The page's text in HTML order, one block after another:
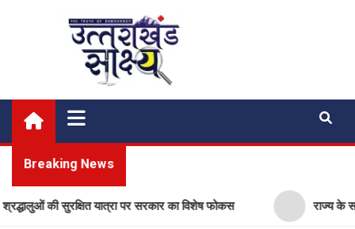
Uttarakhand Shakshya
My News Portal
Breaking News
की सुरक्षित यात्रा पर सरकार का विशेष फोकस राज्य के सरकारी